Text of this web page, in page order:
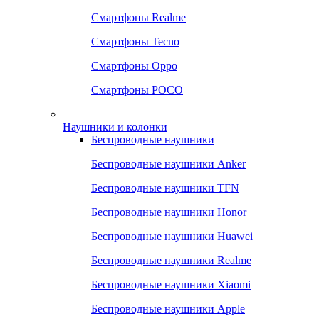
Смартфоны Realme
Смартфоны Tecno
Смартфоны Oppo
Смартфоны POCO
Наушники и колонки
Беспроводные наушники
Беспроводные наушники Anker
Беспроводные наушники TFN
Беспроводные наушники Honor
Беспроводные наушники Huawei
Беспроводные наушники Realme
Беспроводные наушники Xiaomi
Беспроводные наушники Apple